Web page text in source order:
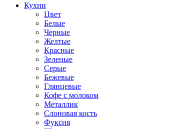
Кухни
Цвет
Белые
Черные
Желтые
Красные
Зеленые
Серые
Бежевые
Глянцевые
Кофе с молоком
Металлик
Слоновая кость
Фуксия